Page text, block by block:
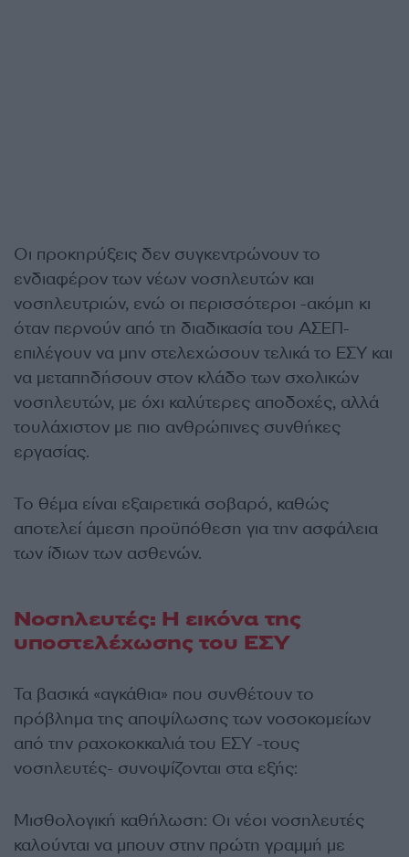
Οι προκηρύξεις δεν συγκεντρώνουν το
ενδιαφέρον των νέων νοσηλευτών και
νοσηλευτριών, ενώ οι περισσότεροι -ακόμη κι
όταν περνούν από τη διαδικασία του ΑΣΕΠ-
επιλέγουν να μην στελεχώσουν τελικά το ΕΣΥ και
να μεταπηδήσουν στον κλάδο των σχολικών
νοσηλευτών, με όχι καλύτερες αποδοχές, αλλά
τουλάχιστον με πιο ανθρώπινες συνθήκες
εργασίας.
Το θέμα είναι εξαιρετικά σοβαρό, καθώς
αποτελεί άμεση προϋπόθεση για την ασφάλεια
των ίδιων των ασθενών.
Νοσηλευτές: Η εικόνα της
υποστελέχωσης του ΕΣΥ
Τα βασικά «αγκάθια» που συνθέτουν το
πρόβλημα της αποψίλωσης των νοσοκομείων
από την ραχοκοκκαλιά του ΕΣΥ -τους
νοσηλευτές- συνοψίζονται στα εξής:
Μισθολογική καθήλωση: Οι νέοι νοσηλευτές
καλούνται να μπουν στην πρώτη γραμμή με